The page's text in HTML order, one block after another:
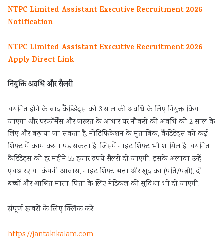
NTPC Limited Assistant Executive Recruitment 2026
Notification
NTPC Limited Assistant Executive Recruitment 2026
Apply Direct Link
नियुक्ति अवधि और सैलरी
चयनित होने के बाद कैंडिडेट्स को 3 साल की अवधि के लिए नियुक्त किया
जाएगा और परफॉर्मेंस और जरूरत के आधार पर नौकरी की अवधि को 2 साल के
लिए और बढ़ाया जा सकता है. नोटिफिकेशन के मुताबिक, कैंडिडेट्स को कई
शिफ्ट में काम करना पड़ सकता है, जिसमें नाइट शिफ्ट भी शामिल है. चयनित
कैंडिडेट्स को हर महीने 55 हजार रुपये सैलरी दी जाएगी. इसके अलावा उन्हें
एचआरए या कंपनी आवास, नाइट शिफ्ट भत्ता और खुद का (पति/पत्नी), दो
बच्चों और आश्रित माता-पिता के लिए मेडिकल की सुविधा भी दी जाएगी.
संपूर्ण खबरों के लिए क्लिक करे
https://jantakikalam.com